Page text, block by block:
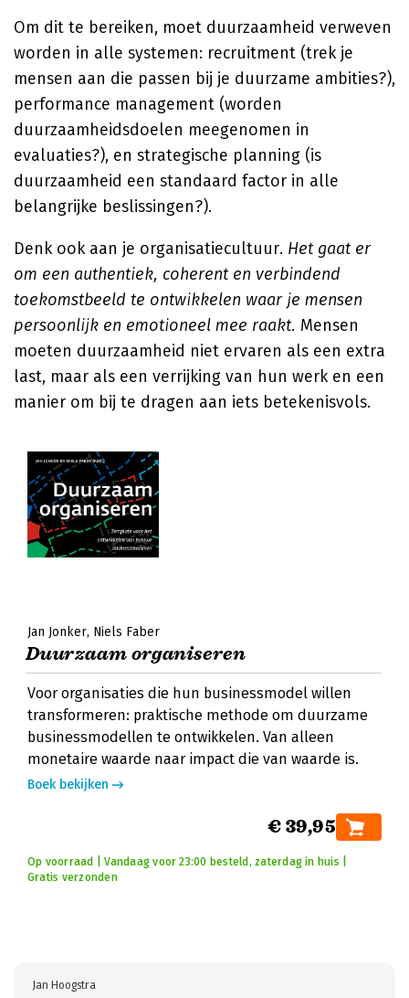
Om dit te bereiken, moet duurzaamheid verweven
worden in alle systemen: recruitment (trek je
mensen aan die passen bij je duurzame ambities?),
performance management (worden
duurzaamheidsdoelen meegenomen in
evaluaties?), en strategische planning (is
duurzaamheid een standaard factor in alle
belangrijke beslissingen?).
Denk ook aan je organisatiecultuur. Het gaat er
om een authentiek, coherent en verbindend
toekomstbeeld te ontwikkelen waar je mensen
persoonlijk en emotioneel mee raakt. Mensen
moeten duurzaamheid niet ervaren als een extra
last, maar als een verrijking van hun werk en een
manier om bij te dragen aan iets betekenisvols.
Jan Jonker Niels Faber
Duurzaam organiseren
Voor organisaties die hun businessmodel willen
transformeren: praktische methode om duurzame
businessmodellen te ontwikkelen. Van alleen
monetaire waarde naar impact die van waarde is.
Boek bekijken
€ 39,95
Op voorraad | Vandaag voor 23:00 besteld, zaterdag in huis |
Gratis verzonden
Jan Hoogstra